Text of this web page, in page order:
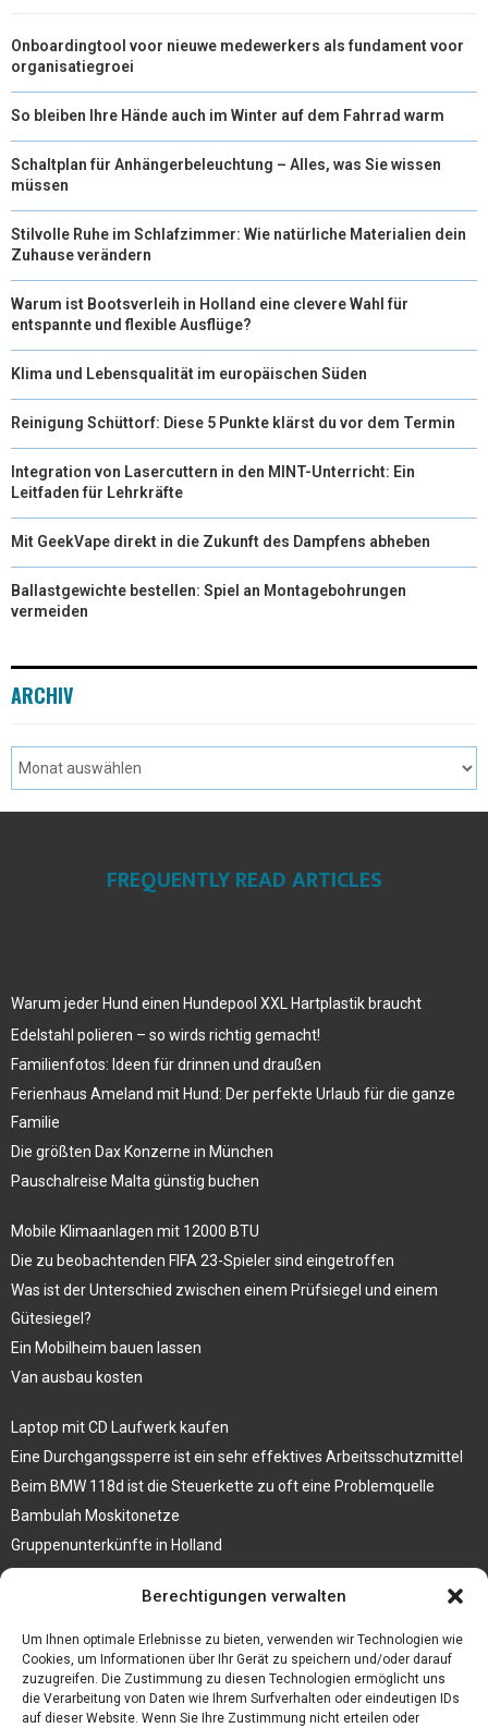
Berechtigungen verwalten
Um Ihnen optimale Erlebnisse zu bieten, verwenden wir Technologien wie
Cookies, um Informationen über Ihr Gerät zu speichern und/oder darauf
zuzugreifen. Die Zustimmung zu diesen Technologien ermöglicht uns
die Verarbeitung von Daten wie Ihrem Surfverhalten oder eindeutigen IDs
auf dieser Website. Wenn Sie Ihre Zustimmung nicht erteilen oder
Onboardingtool voor nieuwe medewerkers als fundament voor
organisatiegroei
So bleiben Ihre Hände auch im Winter auf dem Fahrrad warm
Schaltplan für Anhängerbeleuchtung – Alles, was Sie wissen
müssen
Stilvolle Ruhe im Schlafzimmer: Wie natürliche Materialien dein
Zuhause verändern
Warum ist Bootsverleih in Holland eine clevere Wahl für
entspannte und flexible Ausflüge?
Klima und Lebensqualität im europäischen Süden
Reinigung Schüttorf: Diese 5 Punkte klärst du vor dem Termin
Integration von Lasercuttern in den MINT-Unterricht: Ein
Leitfaden für Lehrkräfte
Mit GeekVape direkt in die Zukunft des Dampfens abheben
Ballastgewichte bestellen: Spiel an Montagebohrungen
vermeiden
ARCHIV
FREQUENTLY READ ARTICLES
Warum jeder Hund einen Hundepool XXL Hartplastik braucht
Edelstahl polieren – so wirds richtig gemacht!
Familienfotos: Ideen für drinnen und draußen
Ferienhaus Ameland mit Hund: Der perfekte Urlaub für die ganze
Familie
Die größten Dax Konzerne in München
Pauschalreise Malta günstig buchen
Mobile Klimaanlagen mit 12000 BTU
Die zu beobachtenden FIFA 23-Spieler sind eingetroffen
Was ist der Unterschied zwischen einem Prüfsiegel und einem
Gütesiegel?
Ein Mobilheim bauen lassen
Van ausbau kosten
Laptop mit CD Laufwerk kaufen
Eine Durchgangssperre ist ein sehr effektives Arbeitsschutzmittel
Beim BMW 118d ist die Steuerkette zu oft eine Problemquelle
Bambulah Moskitonetze
Gruppenunterkünfte in Holland
Jutebeutel kaufen und ihre Strapazierfähigkeit nutzen
Personalhandbuch
10 Tipps um einen guten Eindruck zu machen
Sahnemaschine